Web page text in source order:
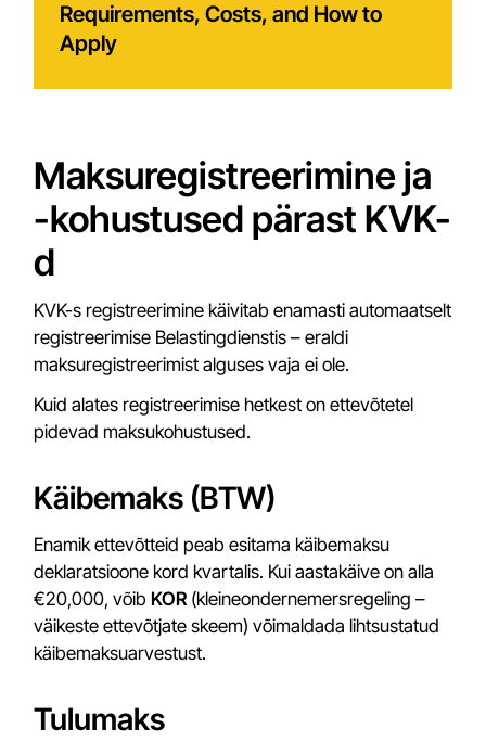
Requirements, Costs, and How to
Apply
Maksuregistreerimine ja
-kohustused pärast KVK-
d
KVK-s registreerimine käivitab enamasti automaatselt
registreerimise Belastingdienstis – eraldi
maksuregistreerimist alguses vaja ei ole.
Kuid alates registreerimise hetkest on ettevõtetel
pidevad maksukohustused.
Käibemaks (BTW)
Enamik ettevõtteid peab esitama käibemaksu
deklaratsioone kord kvartalis. Kui aastakäive on alla
€20,000, võib KOR(kleineondernemersregeling –
väikeste ettevõtjate skeem) võimaldada lihtsustatud
käibemaksuarvestust.
Tulumaks